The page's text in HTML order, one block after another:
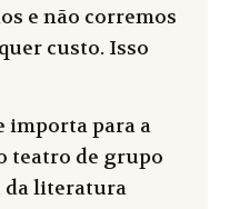
e não corremos
custo. Isso
importa para a
teatro de grupo
da literatura